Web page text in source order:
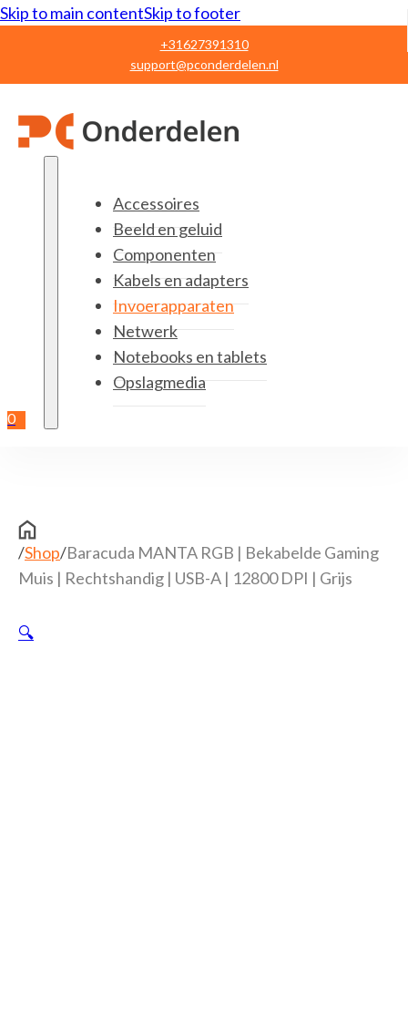
Skip to main contentSkip to footer
+31627391310
support@pconderdelen.nl
0
Accessoires
Beeld en geluid
Componenten
Kabels en adapters
Invoerapparaten
Netwerk
Notebooks en tablets
Opslagmedia
/Shop/Baracuda MANTA RGB | Bekabelde Gaming
Muis | Rechtshandig | USB-A | 12800 DPI | Grijs
🔍